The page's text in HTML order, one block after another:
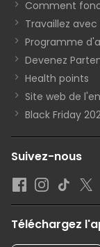
Comment
Travaillez avec
Programme
Devenez
Health points
Site web de
Black Friday
Suivez-nous
Téléchargez